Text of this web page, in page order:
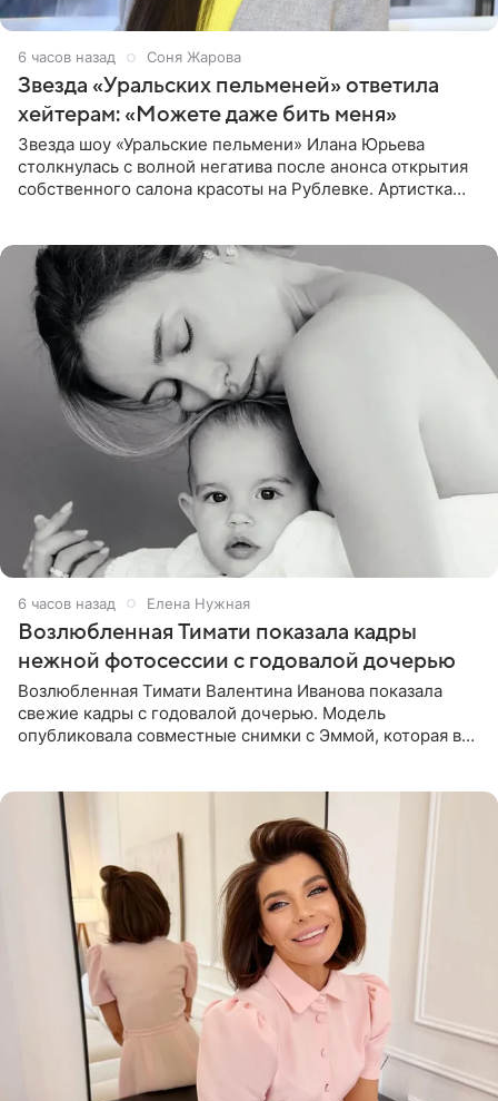
6 часов назад Соня Жарова
Звезда «Уральских пельменей» ответила
хейтерам: «Можете даже бить меня»
Звезда шоу «Уральские пельмени» Илана Юрьева
столкнулась с волной негатива после анонса открытия
собственного салона красоты на Рублевке. Артистка
6 часов назад Елена Нужная
Возлюбленная Тимати показала кадры
нежной фотосессии с годовалой дочерью
Возлюбленная Тимати Валентина Иванова показала
свежие кадры с годовалой дочерью. Модель
опубликовала совместные снимки с Эммой, которая в